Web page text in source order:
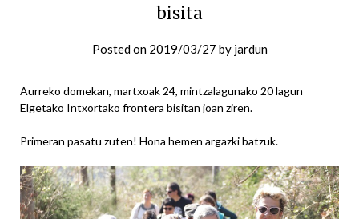
bisita
Posted on 2019/03/27 by jardun
Aurreko domekan, martxoak 24, mintzalagunako 20 lagun
Elgetako Intxortako frontera bisitan joan ziren.
Primeran pasatu zuten! Hona hemen argazki batzuk.